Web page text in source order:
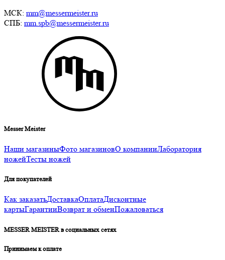
МСК: mm@messermeister.ru
СПБ: mm.spb@messermeister.ru
Messer Meister
Наши магазиныФото магазиновО компанииЛаборатория
ножейТесты ножей
Для покупателей
Как заказатьДоставкаОплатаДисконтные
картыГарантииВозврат и обменПожаловаться
MESSER MEISTER в социальных сетях
Принимаем к оплате